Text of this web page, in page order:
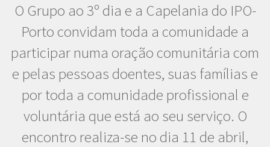
O Grupo ao 3º dia e a Capelania do IPO-
Porto convidam toda a comunidade a
participar numa oração comunitária com
e pelas pessoas doentes, suas famílias e
por toda a comunidade profissional e
voluntária que está ao seu serviço. O
encontro realiza-se no dia 11 de abril,